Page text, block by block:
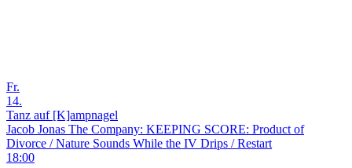
Fr.
14.
Tanz auf [K]ampnagel
Jacob Jonas The Company: KEEPING SCORE: Product of
Divorce / Nature Sounds While the IV Drips / Restart
18:00